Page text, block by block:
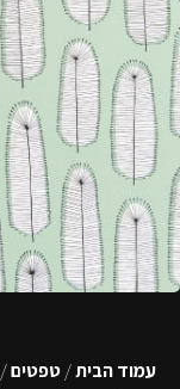
עמוד הבית/טפטים/